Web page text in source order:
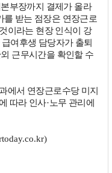
부장까지 결제가 올라
를 받는 점장은 연장근로
이라는 현장 인식이 강
여후생 담당자가 출퇴
근무시간을 확인할 수
에서 연장근로수당 미지
따라 인사·노무 관리에